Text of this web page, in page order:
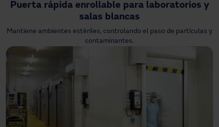
Puerta rápida enrollable para laboratorios y
salas blancas
Mantiene ambientes estériles, controlando el paso de partículas y
contaminantes.